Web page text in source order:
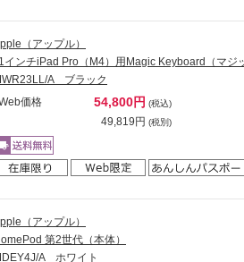
（アップル）
インチiPad Pro（M4）用Magic Keyboard（マジ
A ブラック
価格
54,800円 (税込)
49,819円 (税別)
（アップル）
第2世代（本体）
A ホワイト